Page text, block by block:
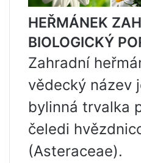
HEŘMÁNEK
BIOLOGICKÝ
Zahradní
vědecký název
bylinná trvalka
čeledi
(Asteraceae).